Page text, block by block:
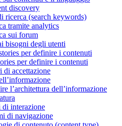
discovery
ricerca (search keywords)
tramite analytics
sui forum
bisogni degli utenti
per definire i contenuti
per definire i contenuti
di accettazione
l’architettura dell’informazione
di interazione
di navigazione